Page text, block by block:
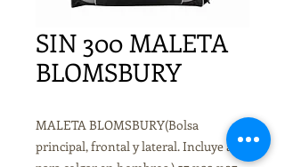
SIN 300 MALETA
BLOMSBURY
MALETA BLOMSBURY(Bolsa
principal, frontal y lateral. Incluye asa